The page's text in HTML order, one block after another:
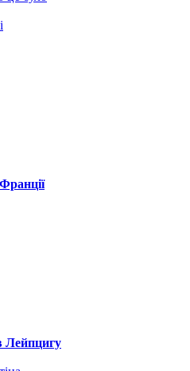
Лейпцигу